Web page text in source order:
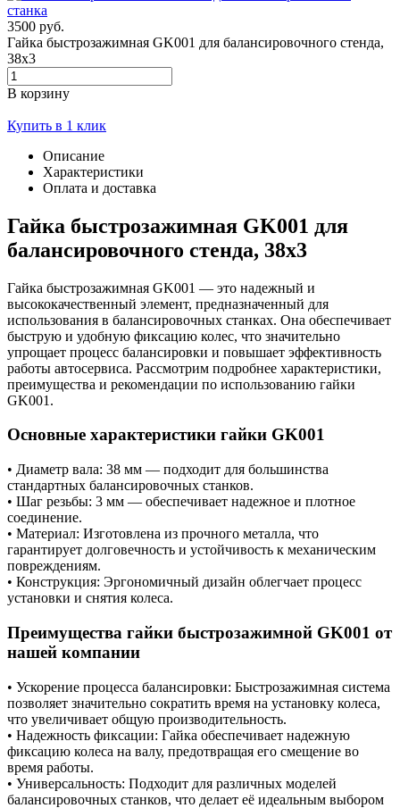
3500 руб.
Гайка быстрозажимная GK001 для балансировочного стенда,
38х3
В корзину
Купить в 1 клик
Описание
Характеристики
Оплата и доставка
Гайка быстрозажимная GK001 для
балансировочного стенда, 38х3
Гайка быстрозажимная GK001 — это надежный и
высококачественный элемент, предназначенный для
использования в балансировочных станках. Она обеспечивает
быструю и удобную фиксацию колес, что значительно
упрощает процесс балансировки и повышает эффективность
работы автосервиса. Рассмотрим подробнее характеристики,
преимущества и рекомендации по использованию гайки
GK001.
Основные характеристики гайки GK001
• Диаметр вала: 38 мм — подходит для большинства
стандартных балансировочных станков.
• Шаг резьбы: 3 мм — обеспечивает надежное и плотное
соединение.
• Материал: Изготовлена из прочного металла, что
гарантирует долговечность и устойчивость к механическим
повреждениям.
• Конструкция: Эргономичный дизайн облегчает процесс
установки и снятия колеса.
Преимущества гайки быстрозажимной GK001 от
нашей компании
• Ускорение процесса балансировки: Быстрозажимная система
позволяет значительно сократить время на установку колеса,
что увеличивает общую производительность.
• Надежность фиксации: Гайка обеспечивает надежную
фиксацию колеса на валу, предотвращая его смещение во
время работы.
• Универсальность: Подходит для различных моделей
балансировочных станков, что делает её идеальным выбором